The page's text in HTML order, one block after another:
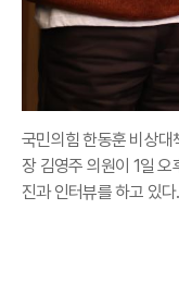
국민의힘 한동훈 비상대
장 김영주 의원이 1일
진과 인터뷰를 하고 있